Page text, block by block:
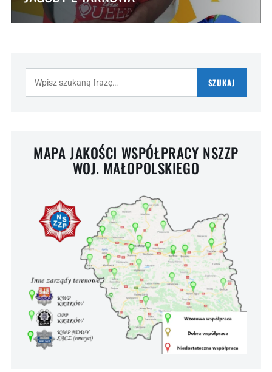
SZUKAJ
MAPA JAKOŚCI WSPÓŁPRACY NSZZP
WOJ. MAŁOPOLSKIEGO